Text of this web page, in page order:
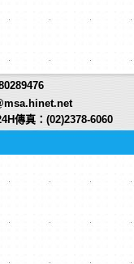
傳真：(02)2378-6060